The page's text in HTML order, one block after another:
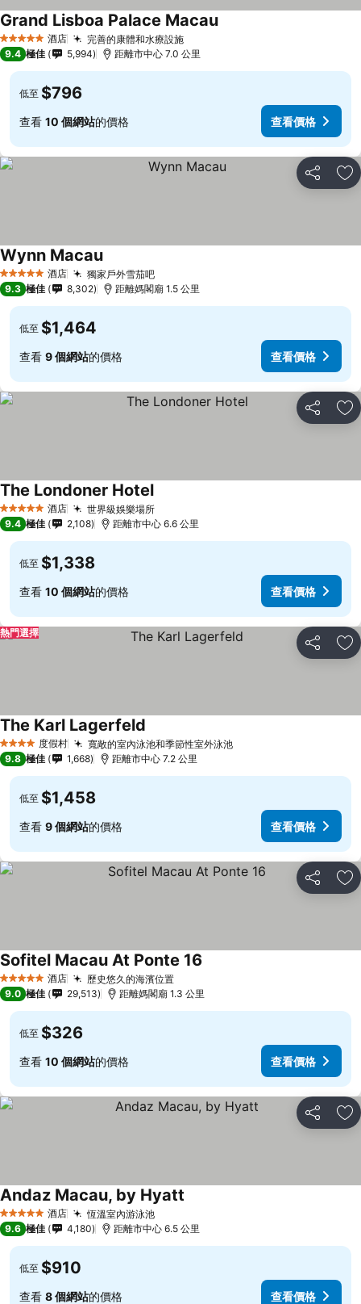
5 星級 酒店 完善的康體和水療設施
Grand Lisboa Palace Macau
9.4 極佳 5,994 距離市中心 7.0 公里
低至 $796
查看 10 個網站的價格 查看價格
分享 放
5 星級 酒店 獨家戶外雪茄吧
Wynn Macau
9.3 極佳 8,302 距離媽閣廟 1.5 公里
低至 $1,464
查看 9 個網站的價格 查看價格
分享 放
5 星級 酒店 世界級娛樂場所
The Londoner Hotel
9.4 極佳 2,108 距離市中心 6.6 公里
低至 $1,338
查看 10 個網站的價格 查看價格
分享 放
熱門選擇
4 星級 度假村 寬敞的室內泳池和季節性室外泳池
The Karl Lagerfeld
9.8 極佳 1,668 距離市中心 7.2 公里
低至 $1,458
查看 9 個網站的價格 查看價格
分享 放
5 星級 酒店 歷史悠久的海濱位置
Sofitel Macau At Ponte 16
9.0 極佳 29,513 距離媽閣廟 1.3 公里
低至 $326
查看 10 個網站的價格 查看價格
分享 放
5 星級 酒店 恆溫室內游泳池
Andaz Macau, by Hyatt
9.6 極佳 4,180 距離市中心 6.5 公里
低至 $910
查看 8 個網站的價格 查看價格